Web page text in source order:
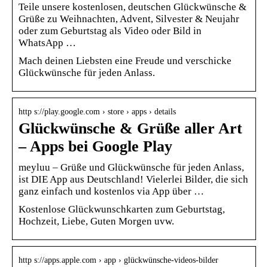
Teile unsere kostenlosen, deutschen Glückwünsche &
Grüße zu Weihnachten, Advent, Silvester & Neujahr
oder zum Geburtstag als Video oder Bild in
WhatsApp …
Mach deinen Liebsten eine Freude und verschicke
Glückwünsche für jeden Anlass.
http s://play.google.com › store › apps › details
Glückwünsche & Grüße aller Art
– Apps bei Google Play
meyluu – Grüße und Glückwünsche für jeden Anlass,
ist DIE App aus Deutschland! Vielerlei Bilder, die sich
ganz einfach und kostenlos via App über …
Kostenlose Glückwunschkarten zum Geburtstag,
Hochzeit, Liebe, Guten Morgen uvw.
http s://apps.apple.com › app › glückwünsche-videos-bilder